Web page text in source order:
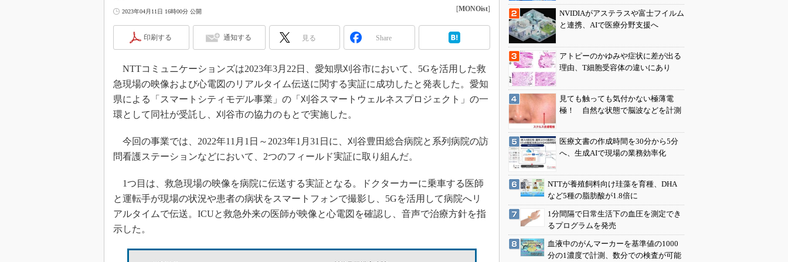
EdgeTech+
日本ものづくりワールド
AUTOMOTIVE WORLD
産業オープンネット展
ISO26262
3Dプリンタ
イノベーション
メイドインジャパン
植物工場
知財マネジメント
2023年04月11日 16時00分 公開 [MONOist]
印刷する 通知する 見る Share
NTTコミュニケーションズは2023年3月22日、愛知県刈谷市において、5Gを活用した救
急現場の映像および心電図のリアルタイム伝送に関する実証に成功したと発表した。愛知
県による「スマートシティモデル事業」の「刈谷スマートウェルネスプロジェクト」の一
環として同社が受託し、刈谷市の協力のもとで実施した。
今回の事業では、2022年11月1日～2023年1月31日に、刈谷豊田総合病院と系列病院の訪
問看護ステーションなどにおいて、2つのフィールド実証に取り組んだ。
1つ目は、救急現場の映像を病院に伝送する実証となる。ドクターカーに乗車する医師
と運転手が現場の状況や患者の病状をスマートフォンで撮影し、5Gを活用して病院へリ
アルタイムで伝送。ICUと救急外来の医師が映像と心電図を確認し、音声で治療方針を指
示した。
NVIDIAがアステラスや富士フイルム
と連携、AIで医療分野支援へ
アトピーのかゆみや症状に差が出る
理由、T細胞受容体の違いにあり
見ても触っても気付かない極薄電
極！ 自然な状態で脳波などを計測
医療文書の作成時間を30分から5分
へ、生成AIで現場の業務効率化
NTTが養殖飼料向け珪藻を育種、DHA
など5種の脂肪酸が1.8倍に
1分間隔で日常生活下の血圧を測定でき
るプログラムを発売
血液中のがんマーカーを基準値の1000
分の1濃度で計測、数分での検査が可能